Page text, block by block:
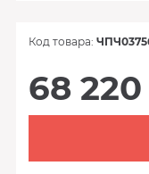
Код товара:
68